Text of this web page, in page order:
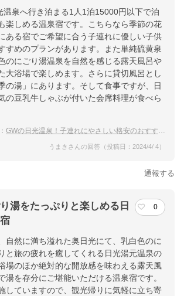
温泉へ行き泊まる1人1泊15000円以下で泊
楽しめる温泉宿です。こちらなら季節の花
ある宿でご希望に合う子連れに優しい子供
すめのプランがあります。また単純硫黄泉
のにごり湯温泉を自然を感じる露天風呂や
大浴場で楽しめます。さらに貸切風呂とし
の湯」にあります。そして食事ですが、日
の豆乳牛しゃぶが付いた会席料理が食べら
GWの日光温泉！子連れにやさしい格安のおすすめの宿は？
うまきさんの回答（投稿日：2024/4/ 4）
通報する
湯をたっぷりと楽しめる日
0
自然に満ち溢れた奥日光にて、乳白色のに
と旅の疲れを癒してくれる日光湯元温泉の
場のほか絶対的な開放感を味わえる露天風
湯を存分にご堪能いただける温泉宿です。
していますので、観光帰りに気軽に立ち寄